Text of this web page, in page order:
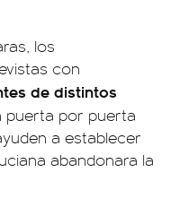
los
con
de distintos
puerta por puerta
a establecer
abandonara la